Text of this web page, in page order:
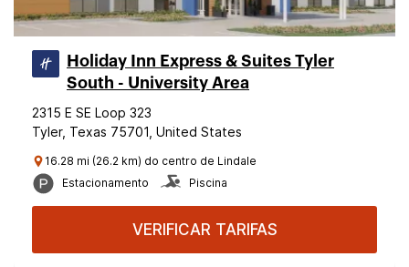
Holiday Inn Express & Suites Tyler
South - University Area
2315 E SE Loop 323
Tyler, Texas 75701, United States
16.28 mi (26.2 km) do centro de Lindale
Estacionamento
Piscina
VERIFICAR TARIFAS